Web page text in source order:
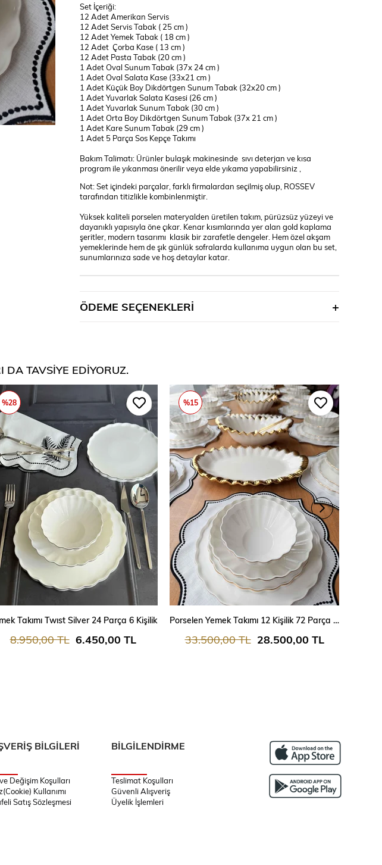
Set İçeriği:
12 Adet Amerikan Servis
12 Adet Servis Tabak ( 25 cm )
12 Adet Yemek Tabak ( 18 cm )
12 Adet Çorba Kase ( 13 cm )
12 Adet Pasta Tabak (20 cm )
1 Adet Oval Sunum Tabak (37x 24 cm )
1 Adet Oval Salata Kase (33x21 cm )
1 Adet Küçük Boy Dikdörtgen Sunum Tabak (32x20 cm )
1 Adet Yuvarlak Salata Kasesi (26 cm )
1 Adet Yuvarlak Sunum Tabak (30 cm )
1 Adet Orta Boy Dikdörtgen Sunum Tabak (37x 21 cm )
1 Adet Kare Sunum Tabak (29 cm )
1 Adet 5 Parça Sos Kepçe Takımı
Bakım Talimatı: Ürünler bulaşık makinesinde sıvı deterjan ve kısa
program ile yıkanması önerilir veya elde yıkama yapabilirsiniz ,
Not: Set içindeki parçalar, farklı firmalardan seçilmiş olup, ROSSEV
tarafından titizlikle kombinlenmiştir.
Yüksek kaliteli porselen materyalden üretilen takım, pürüzsüz yüzeyi ve
dayanıklı yapısıyla öne çıkar. Kenar kısımlarında yer alan gold kaplama
şeritler, modern tasarımı klasik bir zarafetle dengeler. Hem özel akşam
yemeklerinde hem de şık günlük sofralarda kullanıma uygun olan bu set,
sunumlarınıza sade ve hoş detaylar katar.
ÖDEME SEÇENEKLERI
TAVSIYE EDIYORUZ.
SEPETE EKLE
Takımı Twıst Silver 24 Parça 6 Kişilik
6.450,00 TL
8.950,00 TL
%28
SEPETE EKLE
Porselen Yemek Takımı 12 Kişilik 72 Parça Twist Gold
28.500,00 TL
33.500,00 TL
%15
BİLGİLERİ
Değişim Koşulları
Kullanımı
Satış Sözleşmesi
BİLGİLENDİRME
Teslimat Koşulları
Güvenli Alışveriş
Üyelik İşlemleri